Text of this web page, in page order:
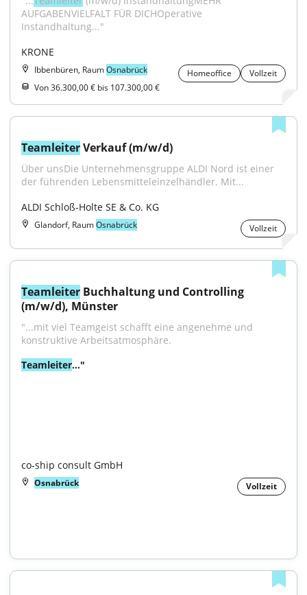
AUFGABENVIELFALT FÜR DICHOperative
Instandhaltung..."
KRONE
Ibbenbüren, RaumOsnabrück Homeoffice
Vollzeit
Von 36.300,00 € bis 107.300,00 €
Teamleiter Verkauf (m/w/d)
Über unsDie Unternehmensgruppe ALDI Nord ist einer
der führenden Lebensmitteleinzelhändler. Mit...
ALDI Schloß-Holte SE & Co. KG
Glandorf, RaumOsnabrück Vollzeit
Teamleiter Buchhaltung und Controlling
(m/w/d), Münster
"...mit viel Teamgeist schafft eine angenehme und
konstruktive Arbeitsatmosphäre.
Teamleiter..."
co-ship consult GmbH
Osnabrück Vollzeit